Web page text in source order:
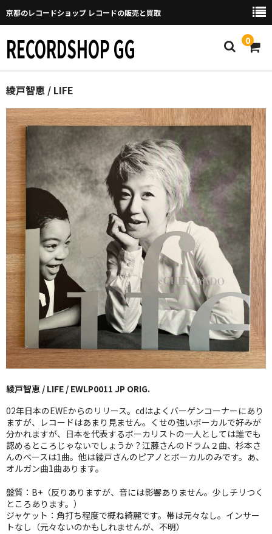
京都のレコードショップ レコードの販売と買取
RECORDSHOP GG 0
Home
マイページ
GGについて
買取について
取り置きなどについて
Categories
New Arrivals
新譜
GG RECORD （当店のレーベル）
全商品
JAZZ-US
BLUE NOTE
JAZZ-EU
JAZZ-JP
JAZZ-VOCAL
J-POP
ROCK
FOLK,SSW
綾戸智恵 / LIFE
綾戸智恵 / LIFE / EWLP0011 JP ORIG.
02年日本のEWEからのリリース。cdはよくバーゲンコーナーにあり
ますが、レコードはあまり見ません。くせの強いボーカルで好みが
分かれますが、日本を代表するボーカリストの一人としては誰でも
認めるところじゃないでしょうか？江藤さんのドラム２曲、杉本さ
んのベースは1曲。他は綾戸さんのピアノとボーカルのみです。あ、
オルガン曲1曲あります。
盤質：B+（反りありますが、音には影響ありません。少しチリつく
ところあります。）
ジャケット：角打ち程度で概ね綺麗です。帯は元々なし。インサー
トなし（元々ないのかもしれませんが、不明）